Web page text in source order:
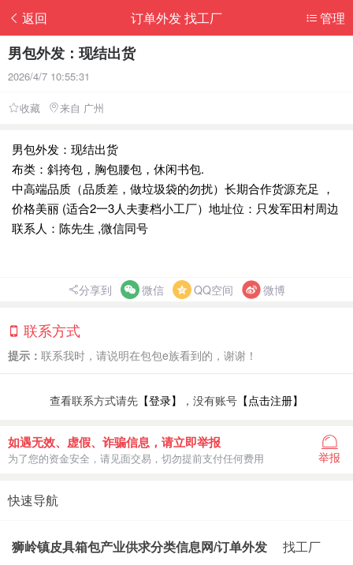
返回 管理
订单外发 找工厂
男包外发：现结出货
2026/4/7 10:55:31
收藏 来自 广州
男包外发：现结出货
布类：斜挎包，胸包腰包，休闲书包.
中高端品质（品质差，做垃圾袋的勿扰）长期合作货源充足 ，
价格美丽 (适合2一3人夫妻档小工厂）地址位：只发军田村周边
联系人：陈先生 ,微信同号
分享到 微信 QQ空间 微博
联系方式
提示： 联系我时，请说明在包包e族看到的，谢谢！
查看联系方式请先 【登录】 ，没有账号 【点击注册】
如遇无效、虚假、诈骗信息，请立即举报
为了您的资金安全，请见面交易，切勿提前支付任何费用 举报
快速导航
狮岭镇皮具箱包产业供求分类信息网/订单外发
找工厂